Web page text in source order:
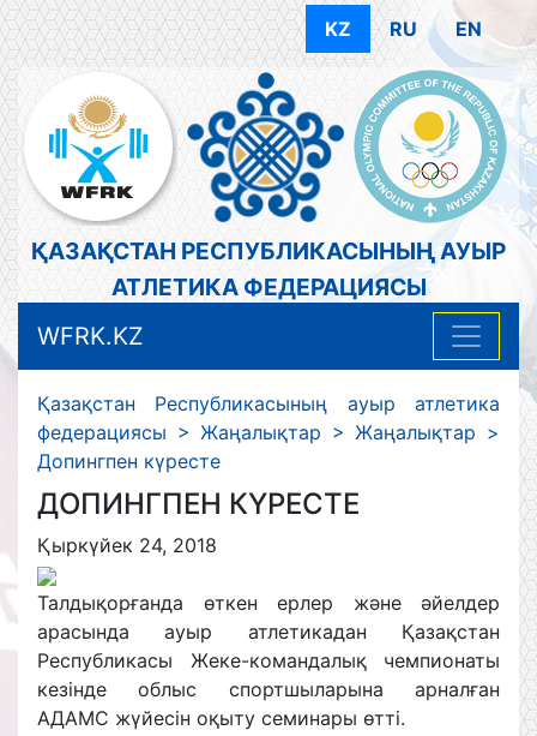
KZ RU EN
ҚАЗАҚСТАН РЕСПУБЛИКАСЫНЫҢ АУЫР
АТЛЕТИКА ФЕДЕРАЦИЯСЫ
WFRK.KZ
Қазақстан Республикасының ауыр атлетика
федерациясы >Жаңалықтар >Жаңалықтар >
Допингпен күресте
ДОПИНГПЕН КҮРЕСТЕ
Қыркүйек 24, 2018
Талдықорғанда өткен ерлер және әйелдер
арасында ауыр атлетикадан Қазақстан
Республикасы Жеке-командалық чемпионаты
кезінде облыс спортшыларына арналған
АДАМС жүйесін оқыту семинары өтті.